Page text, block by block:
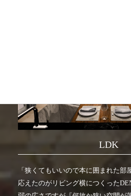
LDK
「狭くてもいいので本に囲まれた部
応えたのがリビング横につくった